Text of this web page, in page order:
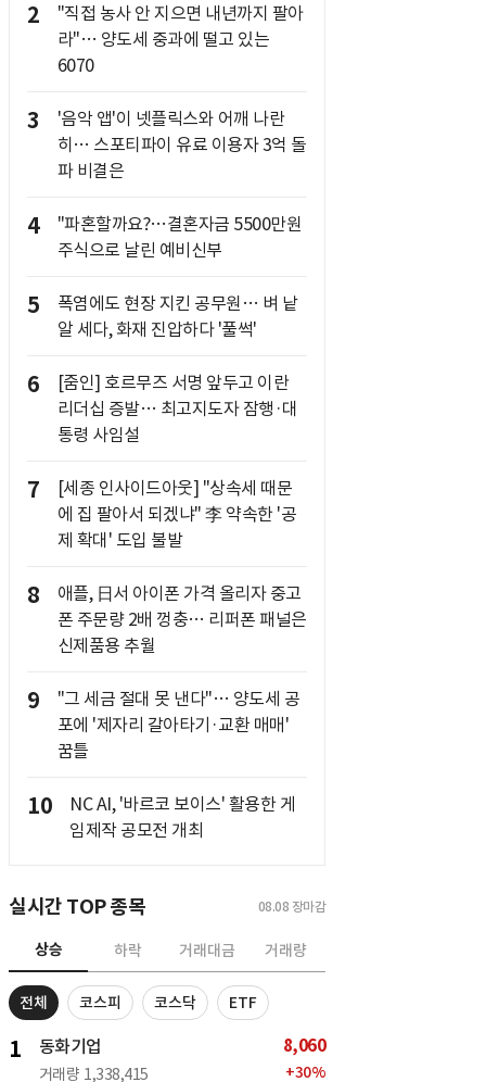
2
"직접 농사 안 지으면 내년까지 팔아
라"… 양도세 중과에 떨고 있는
6070
3
'음악 앱'이 넷플릭스와 어깨 나란
히… 스포티파이 유료 이용자 3억 돌
파 비결은
4
"파혼할까요?…결혼자금 5500만원
주식으로 날린 예비신부
5
폭염에도 현장 지킨 공무원… 벼 낱
알 세다, 화재 진압하다 '풀썩'
6
[줌인] 호르무즈 서명 앞두고 이란
리더십 증발… 최고지도자 잠행·대
통령 사임설
7
[세종 인사이드아웃] "상속세 때문
에 집 팔아서 되겠냐" 李 약속한 '공
제 확대' 도입 불발
8
애플, 日서 아이폰 가격 올리자 중고
폰 주문량 2배 껑충… 리퍼폰 패널은
신제품용 추월
9
"그 세금 절대 못 낸다"… 양도세 공
포에 '제자리 갈아타기·교환 매매'
꿈틀
10
NC AI, '바르코 보이스' 활용한 게
임제작 공모전 개최
실시간 TOP 종목 08.08 장마감
상승 하락 거래대금 거래량
전체 코스피 코스닥 ETF
1 동화기업
거래량 1,338,415
8,060
+30%